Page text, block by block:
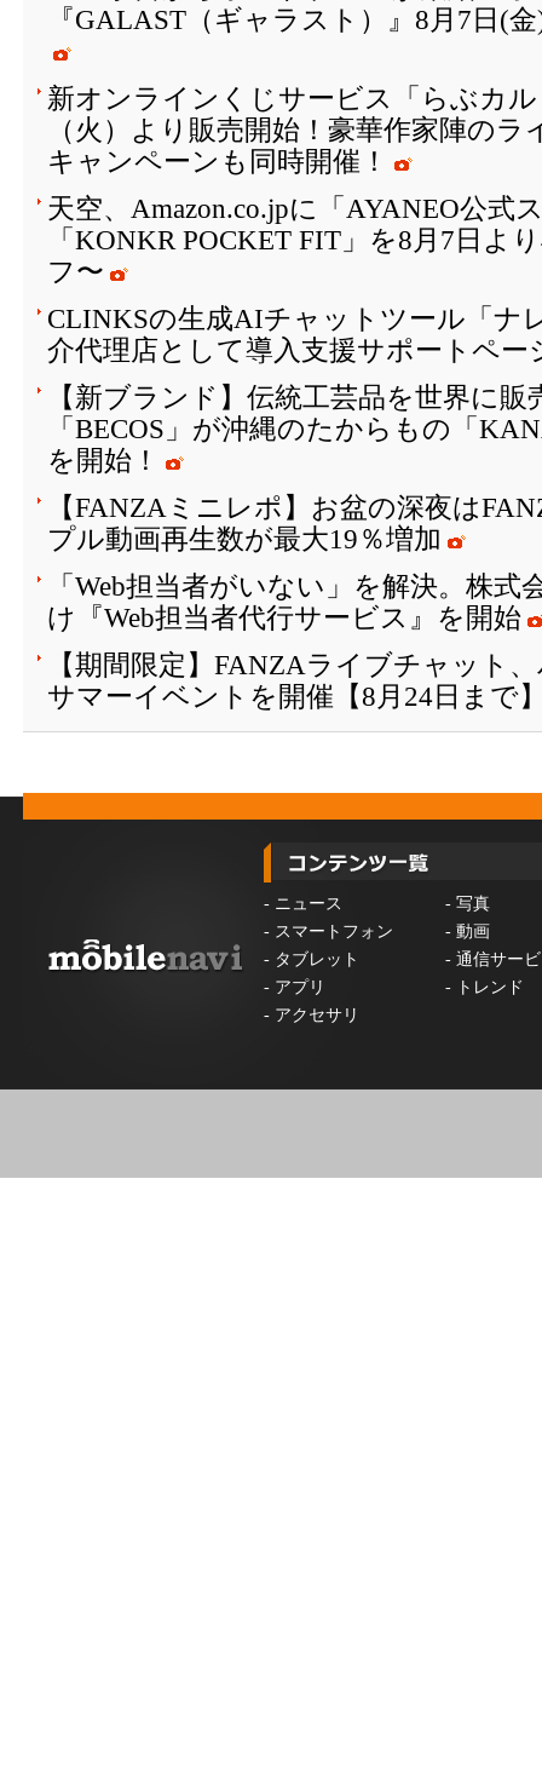
『GALAST（ギャラスト）』8月7日(
新オンラインくじサービス「らぶカ
（火）より販売開始！豪華作家陣の
キャンペーンも同時開催！
天空、Amazon.co.jpに「AYANEO公式
「KONKR POCKET FIT」を8月7日よ
フ〜
CLINKSの生成AIチャットツール「ナ
介代理店として導入支援サポートペー
【新ブランド】伝統工芸品を世界に販
「BECOS」が沖縄のたからもの「
を開始！
【FANZAミニレポ】お盆の深夜は
プル動画再生数が最大19％増加
「Web担当者がいない」を解決。株式
け『Web担当者代行サービス』を開始
【期間限定】FANZAライブチャット
サマーイベントを開催【8月24日まで
- ニュース - 写真
- スマートフォン - 動画
- タブレット - 通信サー
- アプリ -
トレンド
- アクセサリ